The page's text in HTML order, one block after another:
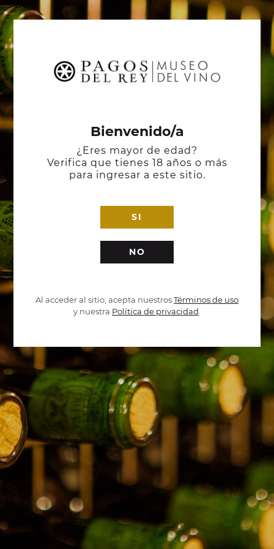
Bienvenido/a
¿Eres mayor de edad?
Verifica que tienes 18 años o más
para ingresar a este sitio.
SI
NO
Al acceder al sitio, acepta nuestrosTérminos de uso
y nuestra Política de privacidad